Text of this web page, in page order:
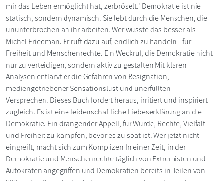
mir das Leben ermöglicht hat, zerbröselt.' Demokratie ist nie
statisch, sondern dynamisch. Sie lebt durch die Menschen, die
ununterbrochen an ihr arbeiten. Wer wüsste das besser als
Michel Friedman. Er ruft dazu auf, endlich zu handeln - für
Freiheit und Menschenrechte. Ein Weckruf, die Demokratie nicht
nur zu verteidigen, sondern aktiv zu gestalten Mit klaren
Analysen entlarvt er die Gefahren von Resignation,
mediengetriebener Sensationslust und unerfüllten
Versprechen. Dieses Buch fordert heraus, irritiert und inspiriert
zugleich. Es ist eine leidenschaftliche Liebeserklärung an die
Demokratie. Ein drängender Appell, für Würde, Rechte, Vielfalt
und Freiheit zu kämpfen, bevor es zu spät ist. Wer jetzt nicht
eingreift, macht sich zum Komplizen In einer Zeit, in der
Demokratie und Menschenrechte täglich von Extremisten und
Autokraten angegriffen und Demokratien bereits in Teilen von